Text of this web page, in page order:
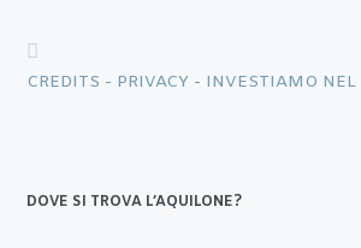
CREDITS - PRIVACY - INVESTIAMO NEL
DOVE SI TROVA L’AQUILONE?